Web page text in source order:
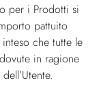
per i Prodotti si
pattuito
che tutte le
in ragione